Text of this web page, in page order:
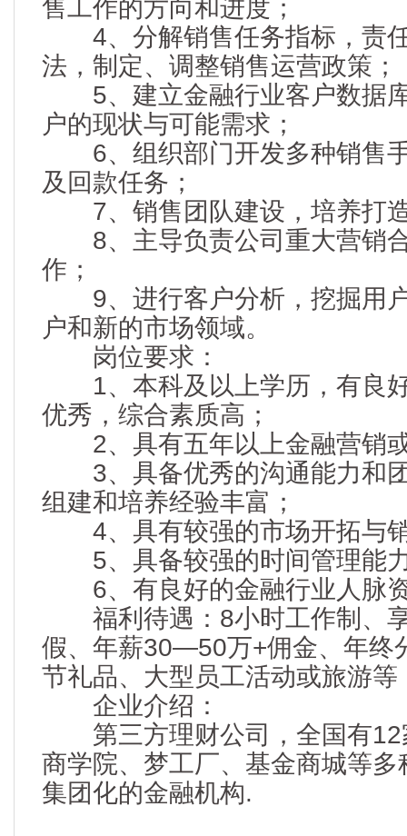
售工作的方向和进度；
4、分解销售任务指标，责
法，制定、调整销售运营政策；
5、建立金融行业客户数据
户的现状与可能需求；
6、组织部门开发多种销售
及回款任务；
7、销售团队建设，培养打
8、主导负责公司重大营销
作；
9、进行客户分析，挖掘用
户和新的市场领域。
岗位要求：
1、本科及以上学历，有良
优秀，综合素质高；
2、具有五年以上金融营销
3、具备优秀的沟通能力和
组建和培养经验丰富；
4、具有较强的市场开拓与
5、具备较强的时间管理能
6、有良好的金融行业人脉
福利待遇：8小时工作制、
假、年薪30—50万+佣金、年终
节礼品、大型员工活动或旅游等
企业介绍：
第三方理财公司，全国有12
商学院、梦工厂、基金商城等
集团化的金融机构.